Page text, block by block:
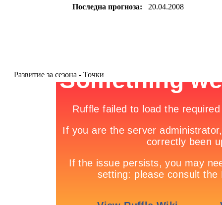
Последна прогноза: 20.04.2008
Развитие за сезона - Точки